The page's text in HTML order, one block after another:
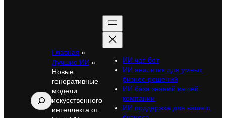
Поиск
Главная »
Лучшие ИИ »
Новые
генеративные
модели
искусственного
интеллекта от
ИИ чат-бот
ИИ аналитик для умных
бизнес-решений
ИИ база знаний вашей
компании
ИИ поддержка для вашего